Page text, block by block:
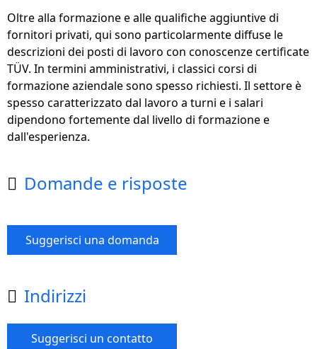
Oltre alla formazione e alle qualifiche aggiuntive di
fornitori privati, qui sono particolarmente diffuse le
descrizioni dei posti di lavoro con conoscenze certificate
TÜV. In termini amministrativi, i classici corsi di
formazione aziendale sono spesso richiesti. Il settore è
spesso caratterizzato dal lavoro a turni e i salari
dipendono fortemente dal livello di formazione e
dall'esperienza.
 Domande e risposte
Suggerisci una domanda
 Indirizzi
Suggerisci un contatto